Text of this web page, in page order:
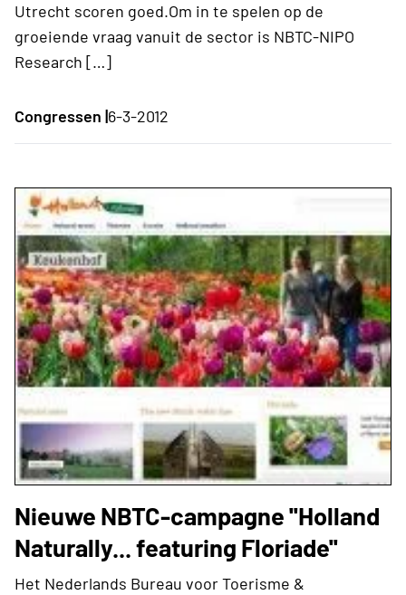
Utrecht scoren goed.Om in te spelen op de
groeiende vraag vanuit de sector is NBTC-NIPO
Research […]
Congressen |6-3-2012
Nieuwe NBTC-campagne ''Holland
Naturally... featuring Floriade''
Het Nederlands Bureau voor Toerisme &